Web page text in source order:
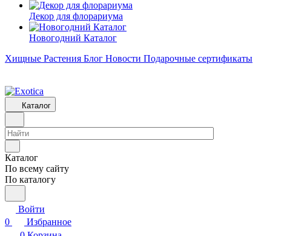
Декор для флорариума
Новогодний Каталог
Хищные Растения Блог Новости Подарочные сертификаты
Каталог
Каталог
По всему сайту
По каталогу
Войти
0
Избранное